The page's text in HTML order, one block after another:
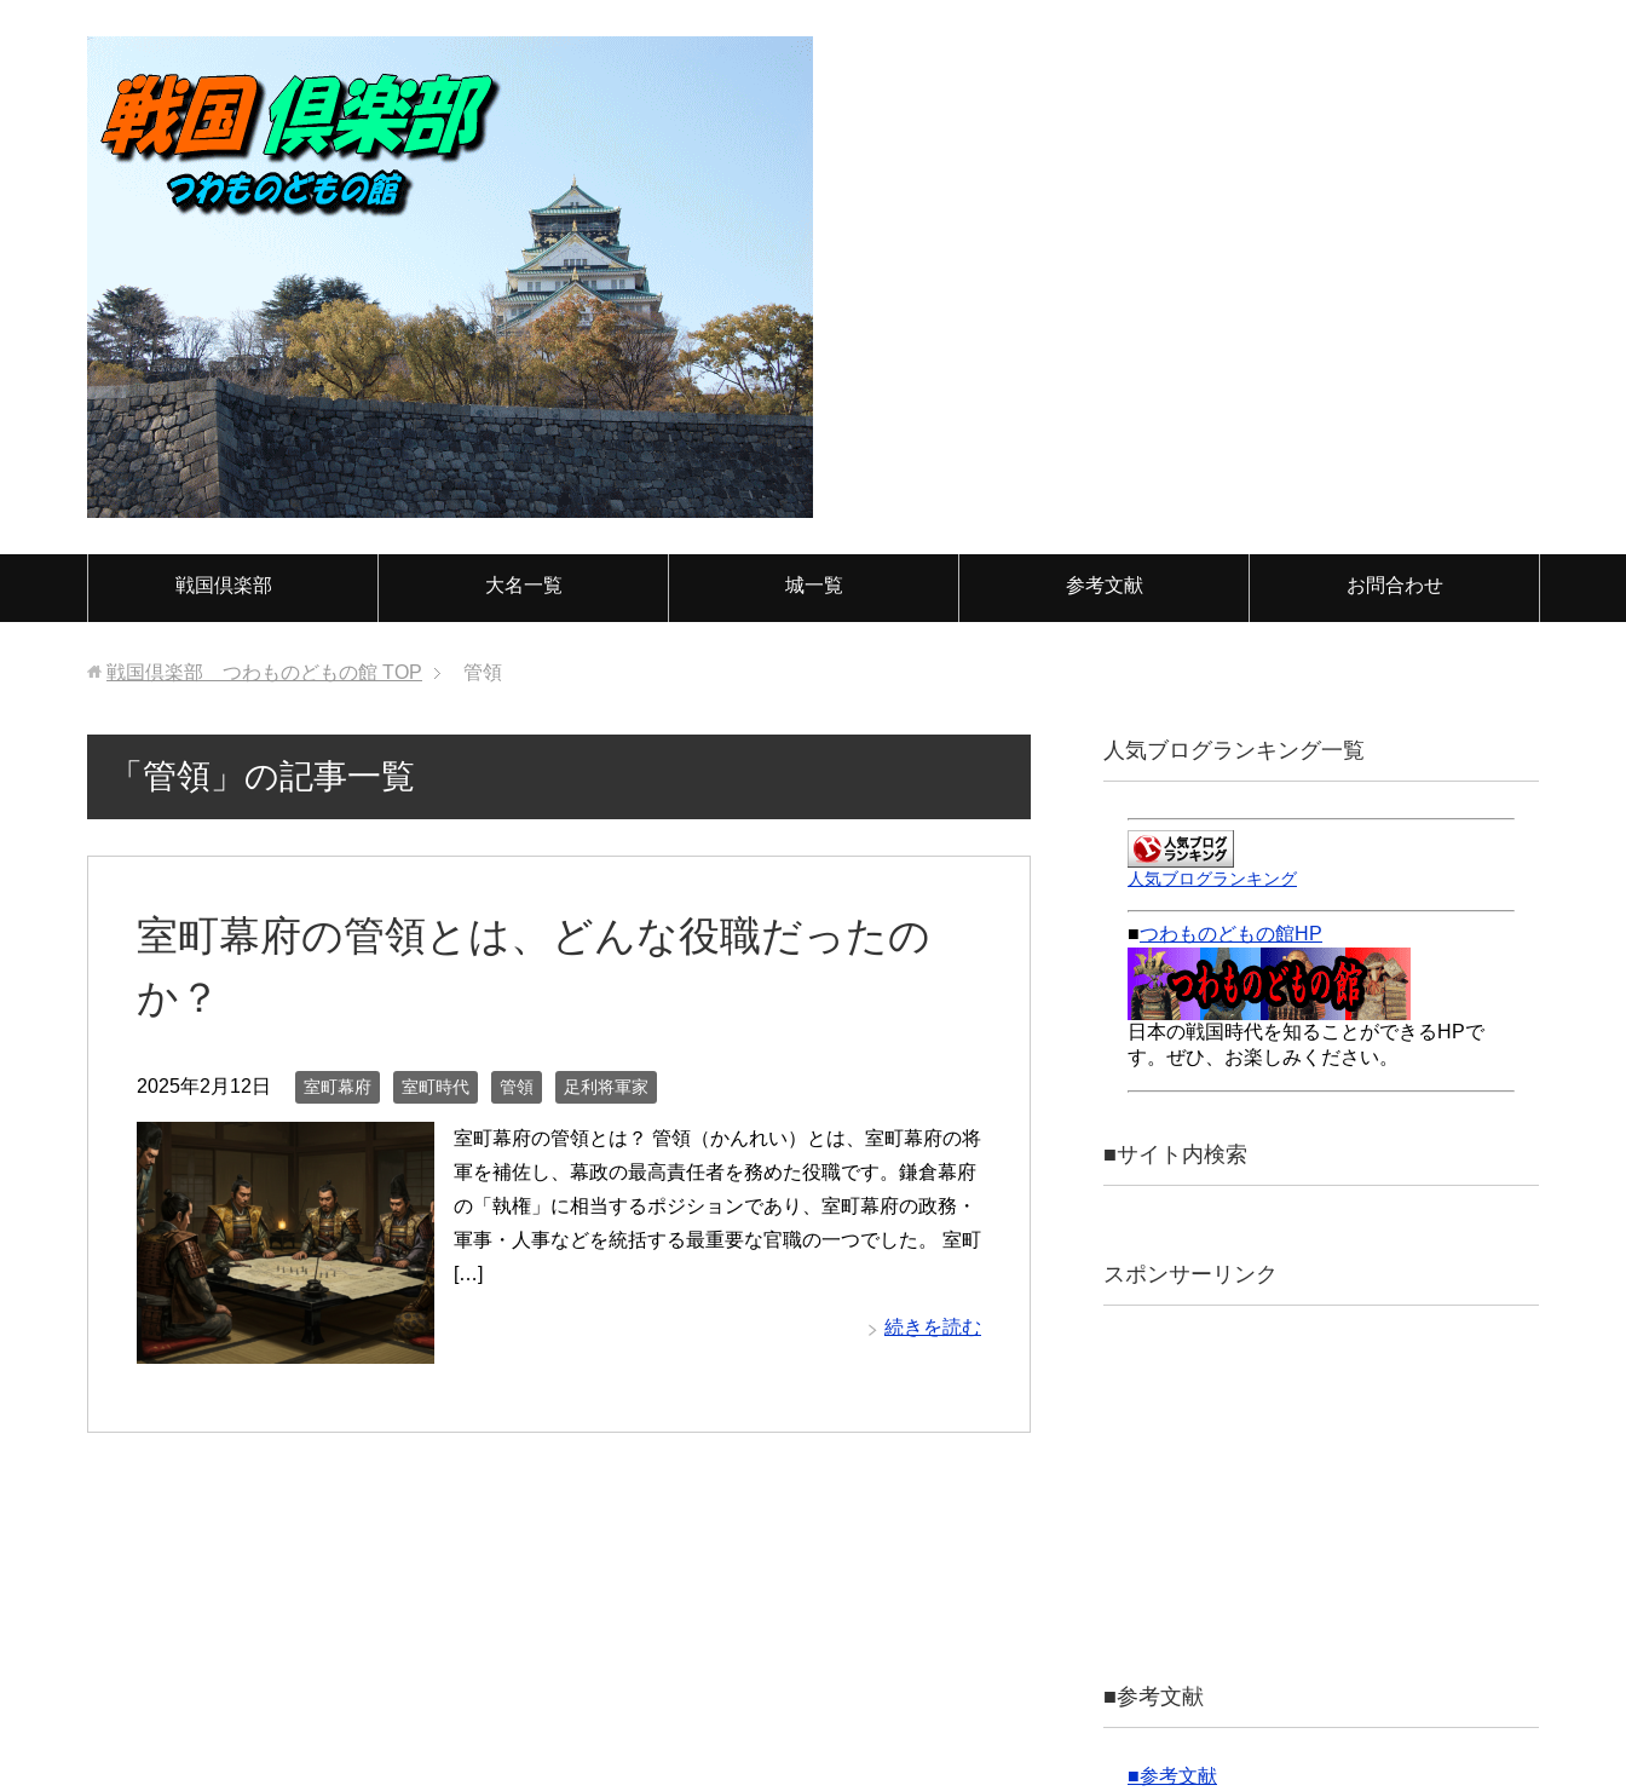
戦国倶楽部 大名一覧 城一覧 参考文献 お問合わせ
戦国倶楽部 つわものどもの館 TOP 管領
「管領」の記事一覧
室町幕府の管領とは、どんな役職だったの
か？
2025年2月12日 室町幕府 室町時代 管領 足利将軍家
室町幕府の管領とは？ 管領（かんれい）とは、室町幕府の将
軍を補佐し、幕政の最高責任者を務めた役職です。鎌倉幕府
の「執権」に相当するポジションであり、室町幕府の政務・
軍事・人事などを統括する最重要な官職の一つでした。 室町
[…]
続きを読む
人気ブログランキング一覧
人気ブログランキング
■つわものどもの館HP
日本の戦国時代を知ることができるHPで
す。ぜひ、お楽しみください。
■サイト内検索
スポンサーリンク
■参考文献
■参考文献